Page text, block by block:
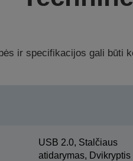
ir specifikacijos gali būti
USB 2.0, Stalčiaus
atidarymas, Dvikryptis